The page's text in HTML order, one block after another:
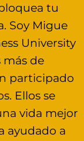
tu
Soy Migue
University
más de
participado
Ellos se
vida mejor
ayudado a